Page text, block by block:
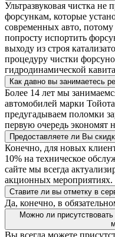
Ультразвуковая чистка
форсункам, которые
современных авто,
попросту испортить
выходу из строя
процедуру чистки
гидродинамической
Как давно вы занимаетесь
Более 14 лет мы
автомобилей марки
предугадываем поломки
первую очередь экономят
Предоставляете ли Вы
Конечно, для новых
10% на техническое
сайте мы всегда
акционных мероприятиях.
Ставите ли вы отметку в
Да, конечно, в
Можно ли